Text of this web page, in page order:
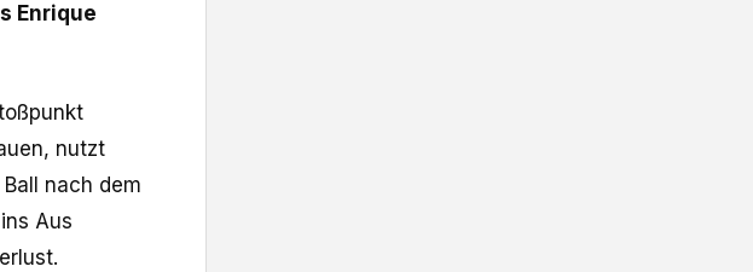
Enrique
nutzt
nach dem
Aus